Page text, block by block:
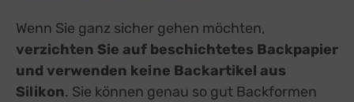
Wenn Sie ganz sicher gehen möchten,
verzichten Sie auf beschichtetes Backpapier
und verwenden keine Backartikel aus
Silikon. Sie können genau so gut Backformen